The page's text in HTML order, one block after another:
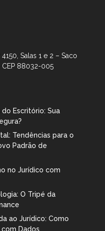
Salas 1 e 2 – Saco
88032-005
do Escritório: Sua
Tendências para o
Padrão de
no Jurídico com
O Tripé da
ao Jurídico: Como
Dados